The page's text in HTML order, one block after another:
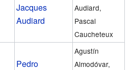
Jacques
Audiard
Audiard,
Pascal
Caucheteux
Pedro
Agustín
Almodóvar,